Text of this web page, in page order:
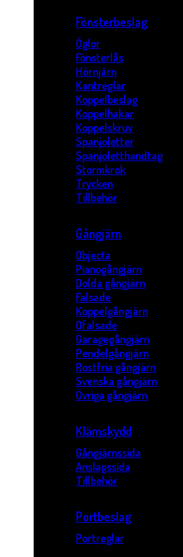
Fönsterbeslag
Öglor
Fönsterlås
Hörnjärn
Kantreglar
Koppelbeslag
Koppelhakar
Koppelskruv
Spanjoletter
Spanjoletthandtag
Stormkrok
Trycken
Tillbehör
Gångjärn
Objecta
Pianogångjärn
Dolda gångjärn
Falsade
Koppelgångjärn
Ofalsade
Garagegångjärn
Pendelgångjärn
Rostfria gångjärn
Svenska gångjärn
Övriga gångjärn
Klämskydd
Gångjärnssida
Anslagssida
Tillbehör
Portbeslag
Portreglar